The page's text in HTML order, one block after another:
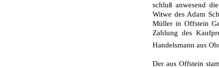
schluß anwesend
Witwe des Adam
Müller in Offstein
Zahlung des
Handelsmann aus
Der aus Offstein